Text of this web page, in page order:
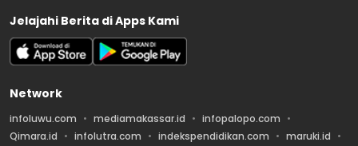
Jelajahi Berita di Apps Kami
Network
infoluwu.com mediamakassar.id
infopalopo.com
Qimara.id
infolutra.com indekspendidikan.com
maruki.id